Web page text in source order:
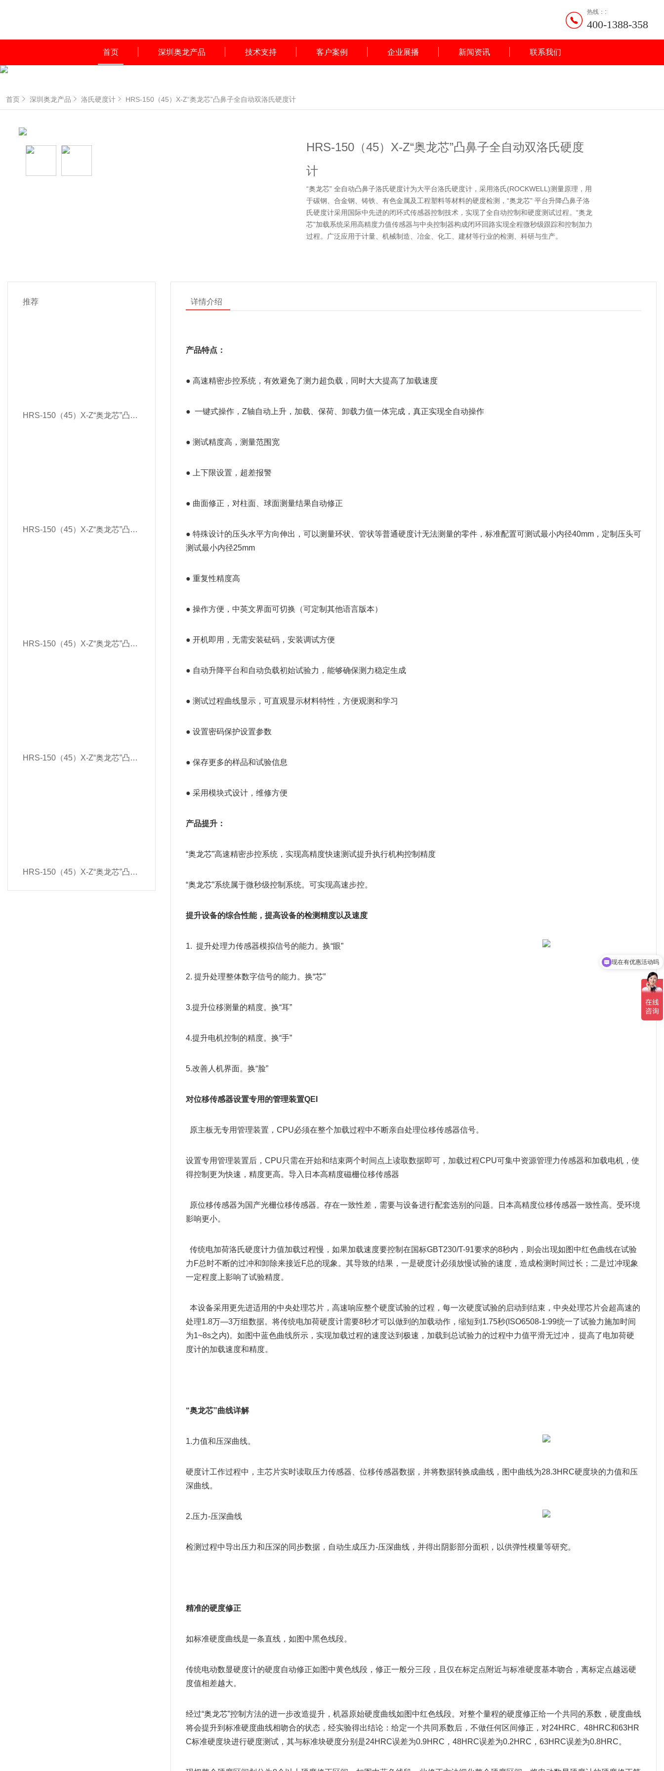
热线：:
400-1388-358
首页 深圳奥龙产品 技术支持 客户案例 企业展播 新闻资讯 联系我们
首页 深圳奥龙产品 洛氏硬度计 HRS-150（45）X-Z“奥龙芯”凸鼻子全自动双洛氏硬度计
HRS-150（45）X-Z“奥龙芯”凸鼻子全自动双洛氏硬度
计
“奥龙芯” 全自动凸鼻子洛氏硬度计为大平台洛氏硬度计，采用洛氏(ROCKWELL)测量原理，用
于碳钢、合金钢、铸铁、有色金属及工程塑料等材料的硬度检测，“奥龙芯” 平台升降凸鼻子洛
氏硬度计采用国际中先进的闭环式传感器控制技术，实现了全自动控制和硬度测试过程。“奥龙
芯”加载系统采用高精度力值传感器与中央控制器构成闭环回路实现全程微秒级跟踪和控制加力
过程。广泛应用于计量、机械制造、冶金、化工、建材等行业的检测、科研与生产。
推荐
HRS-150（45）X-Z“奥龙芯”凸鼻子全自动双洛氏硬度计
HRS-150（45）X-Z“奥龙芯”凸鼻子全自动双洛氏硬度计
HRS-150（45）X-Z“奥龙芯”凸鼻子全自动双洛氏硬度计
HRS-150（45）X-Z“奥龙芯”凸鼻子全自动双洛氏硬度计
HRS-150（45）X-Z“奥龙芯”凸鼻子全自动双洛氏硬度计
详情介绍
产品特点：
● 高速精密步控系统，有效避免了测力超负载，同时大大提高了加载速度
●  一键式操作，Z轴自动上升，加载、保荷、卸载力值一体完成，真正实现全自动操作
● 测试精度高，测量范围宽
● 上下限设置，超差报警
● 曲面修正，对柱面、球面测量结果自动修正
● 特殊设计的压头水平方向伸出，可以测量环状、管状等普通硬度计无法测量的零件，标准配置可测试最小内径40mm，定制压头可
测试最小内径25mm
● 重复性精度高
● 操作方便，中英文界面可切换（可定制其他语言版本）
● 开机即用，无需安装砝码，安装调试方便
● 自动升降平台和自动负载初始试验力，能够确保测力稳定生成
● 测试过程曲线显示，可直观显示材料特性，方便观测和学习
● 设置密码保护设置参数
● 保存更多的样品和试验信息
● 采用模块式设计，维修方便
产品提升：
“奥龙芯”高速精密步控系统，实现高精度快速测试提升执行机构控制精度
“奥龙芯”系统属于微秒级控制系统。可实现高速步控。
提升设备的综合性能，提高设备的检测精度以及速度
1.  提升处理力传感器模拟信号的能力。换“眼”
2. 提升处理整体数字信号的能力。换“芯”
3.提升位移测量的精度。换“耳”
4.提升电机控制的精度。换“手”
5.改善人机界面。换“脸”
对位移传感器设置专用的管理装置QEI
原主板无专用管理装置，CPU必须在整个加载过程中不断亲自处理位移传感器信号。
设置专用管理装置后，CPU只需在开始和结束两个时间点上读取数据即可，加载过程CPU可集中资源管理力传感器和加载电机，使
得控制更为快速，精度更高。导入日本高精度磁栅位移传感器
原位移传感器为国产光栅位移传感器。存在一致性差，需要与设备进行配套选别的问题。日本高精度位移传感器一致性高。受环境
影响更小。
传统电加荷洛氏硬度计力值加载过程慢，如果加载速度要控制在国标GBT230/T-91要求的8秒内，则会出现如图中红色曲线在试验
力F总时不断的过冲和卸除来接近F总的现象。其导致的结果，一是硬度计必须放慢试验的速度，造成检测时间过长；二是过冲现象
一定程度上影响了试验精度。
本设备采用更先进适用的中央处理芯片，高速响应整个硬度试验的过程，每一次硬度试验的启动到结束，中央处理芯片会超高速的
处理1.8万—3万组数据。将传统电加荷硬度计需要8秒才可以做到的加载动作，缩短到1.75秒(ISO6508-1:99统一了试验力施加时间
为1~8s之内)。如图中蓝色曲线所示，实现加载过程的速度达到极速，加载到总试验力的过程中力值平滑无过冲， 提高了电加荷硬
度计的加载速度和精度。
“奥龙芯”曲线详解
1.力值和压深曲线。
硬度计工作过程中，主芯片实时读取压力传感器、位移传感器数据，并将数据转换成曲线，图中曲线为28.3HRC硬度块的力值和压
深曲线。
2.压力-压深曲线
检测过程中导出压力和压深的同步数据，自动生成压力-压深曲线，并得出阴影部分面积，以供弹性模量等研究。
精准的硬度修正
如标准硬度曲线是一条直线，如图中黑色线段。
传统电动数显硬度计的硬度自动修正如图中黄色线段，修正一般分三段，且仅在标定点附近与标准硬度基本吻合，离标定点越远硬
度值相差越大。
经过“奥龙芯”控制方法的进一步改造提升，机器原始硬度曲线如图中红色线段。对整个量程的硬度修正给一个共同的系数，硬度曲线
将会提升到标准硬度曲线相吻合的状态，经实验得出结论：给定一个共同系数后，不做任何区间修正，对24HRC、48HRC和63HR
C标准硬度块进行硬度测试，其与标准块硬度分别是24HRC误差为0.9HRC，48HRC误差为0.2HRC，63HRC误差为0.8HRC。
现在有优惠活动吗